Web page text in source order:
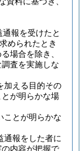
報を受けたと
められたとき
場合を除き、
査を実施しな
加える目的その
が明らかな場
ことが明らかな
通報をした者に
内容が把握で